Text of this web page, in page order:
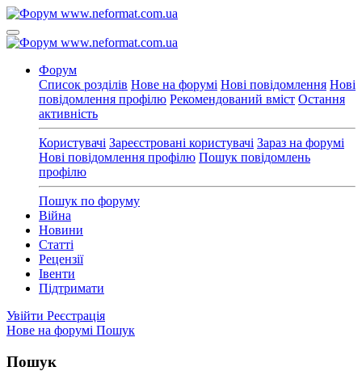
Форум
Список розділів Нове на форумі Нові повідомлення Нові
повідомлення профілю Рекомендований вміст Остання
активність
Користувачі Зареєстровані користувачі Зараз на форумі
Нові повідомлення профілю Пошук повідомлень
профілю
Пошук по форуму
Війна
Новини
Статті
Рецензії
Івенти
Підтримати
Увійти Реєстрація
Нове на форумі Пошук
Пошук